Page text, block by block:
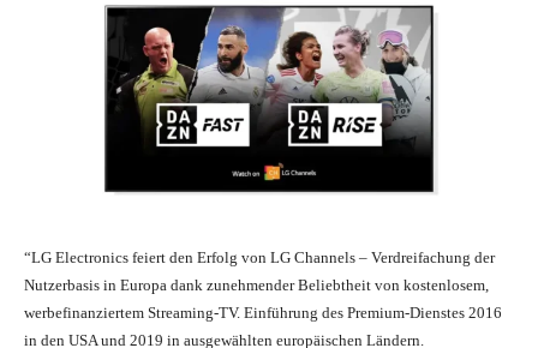
“LG Electronics feiert den Erfolg von LG Channels – Verdreifachung der
Nutzerbasis in Europa dank zunehmender Beliebtheit von kostenlosem,
werbefinanziertem Streaming-TV. Einführung des Premium-Dienstes 2016
in den USA und 2019 in ausgewählten europäischen Ländern.